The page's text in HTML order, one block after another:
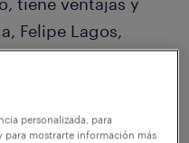
Felipe Lagos,
conversó
Te
personalizada, para
para mostrarte información más